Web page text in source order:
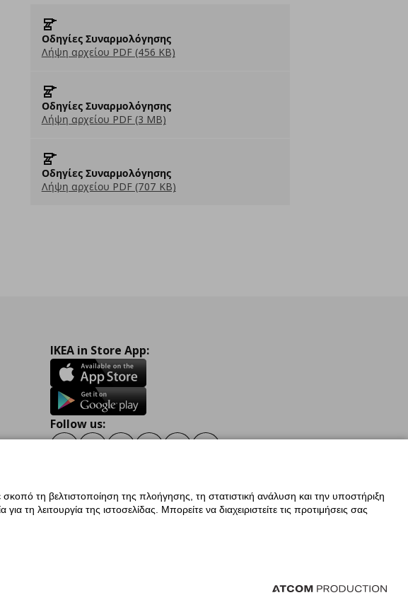
Οδηγίες Συναρμολόγησης
Λήψη αρχείου PDF (456 KB)
Οδηγίες Συναρμολόγησης
Λήψη αρχείου PDF (3 MB)
Οδηγίες Συναρμολόγησης
Λήψη αρχείου PDF (707 KB)
IKEA in Store App:
Follow us:
Πολιτική Προσωπικών Δεδομένων
τη βελτιστοποίηση της πλοήγησης, τη στατιστική ανάλυση και την υποστήριξη
λειτουργία της ιστοσελίδας. Μπορείτε να διαχειριστείτε τις προτιμήσεις σας